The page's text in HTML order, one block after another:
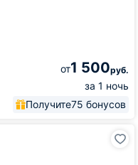
от1 500руб.
за 1 ночь
Получите75 бонусов